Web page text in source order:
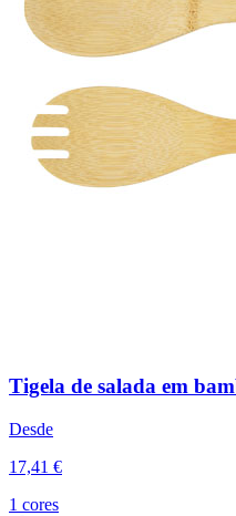
Tigela de salada em
Desde
17,41 €
1 cores